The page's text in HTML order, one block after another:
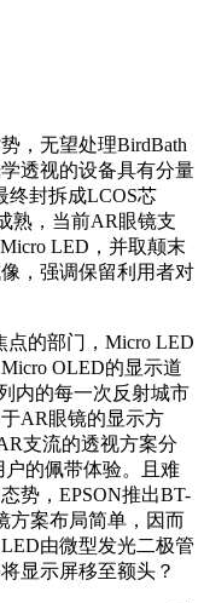
无望处理BirdBath
透视的设备具有分量
终封拆成LCOS芯
熟，当前AR眼镜支
LED，并取颠末
，强调保留利用者对
的部门，Micro LED
OLED的显示道
内的每一次反射城市
AR眼镜的显示方
支流的透视方案分
户的佩带体验。且难
势，EPSON推出BT-
方案布局简单，因而
由微型发光二极管
显示屏移至额头？